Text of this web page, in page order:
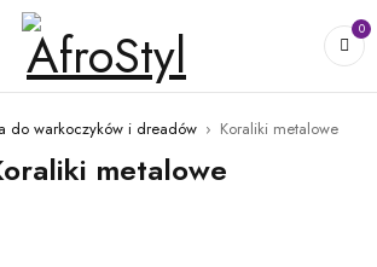
0
do warkoczyków i dreadów › Koraliki metalowe
metalowe